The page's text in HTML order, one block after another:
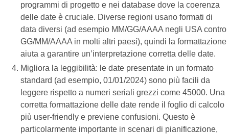
programmi di progetto e nei database dove la coerenza
delle date è cruciale. Diverse regioni usano formati di
data diversi (ad esempio MM/GG/AAAA negli USA contro
GG/MM/AAAA in molti altri paesi), quindi la formattazione
aiuta a garantire un’interpretazione corretta delle date.
Migliora la leggibilità: le date presentate in un formato
standard (ad esempio, 01/01/2024) sono più facili da
leggere rispetto a numeri seriali grezzi come 45000. Una
corretta formattazione delle date rende il foglio di calcolo
più user-friendly e previene confusioni. Questo è
particolarmente importante in scenari di pianificazione,